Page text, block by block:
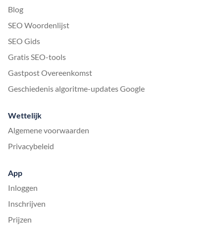
Blog
SEO Woordenlijst
SEO Gids
Gratis SEO-tools
Gastpost Overeenkomst
Geschiedenis algoritme-updates Google
Wettelijk
Algemene voorwaarden
Privacybeleid
App
Inloggen
Inschrijven
Prijzen